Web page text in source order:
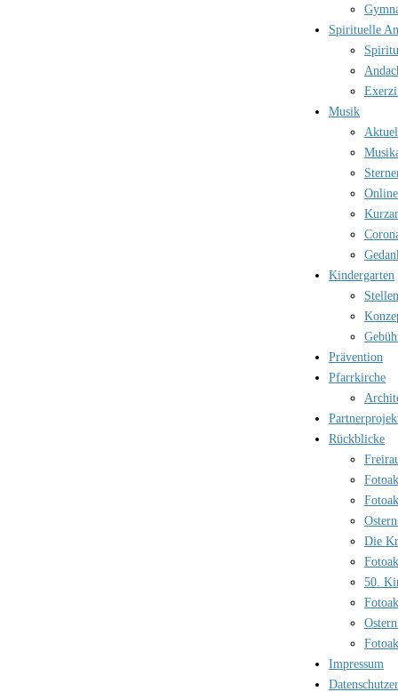
Spirituelle
Musik
Kindergarten
Prävention
Pfarrkirche
Rückblicke
Die
50.
Impressum